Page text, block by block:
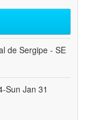
de Sergipe - SE
Sun Jan 31